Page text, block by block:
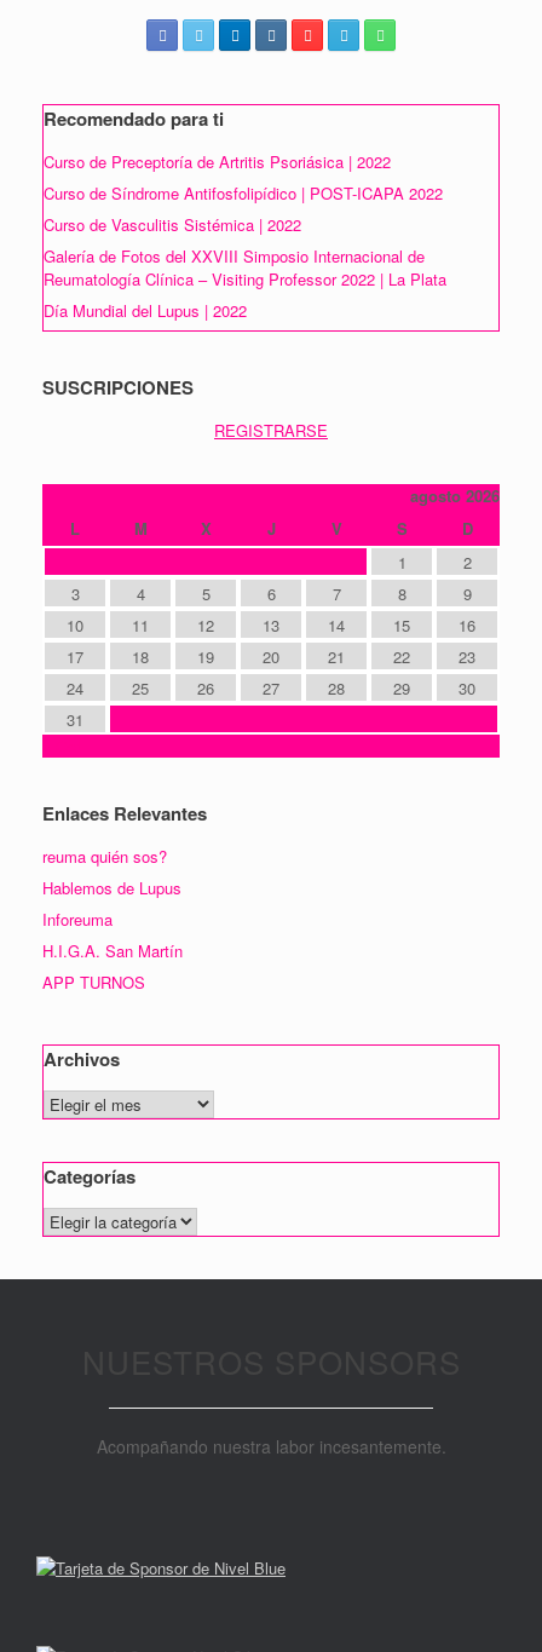
Recomendado para ti
Curso de Preceptoría de Artritis Psoriásica | 2022
Curso de Síndrome Antifosfolipídico | POST-ICAPA 2022
Curso de Vasculitis Sistémica | 2022
Galería de Fotos del XXVIII Simposio Internacional de
Reumatología Clínica – Visiting Professor 2022 | La Plata
Día Mundial del Lupus | 2022
SUSCRIPCIONES
REGISTRARSE
agosto 2026
L
M X J V S
D
1
2
3
4 5 6 7 8
9
10
11 12 13 14 15
16
17
18 19 20 21 22
23
24
25 26 27 28 29
30
31
Enlaces Relevantes
reuma quién sos?
Hablemos de Lupus
Inforeuma
H.I.G.A. San Martín
APP TURNOS
Archivos
Archivos
Categorías
Categorías
Acompañando nuestra labor incesantemente.